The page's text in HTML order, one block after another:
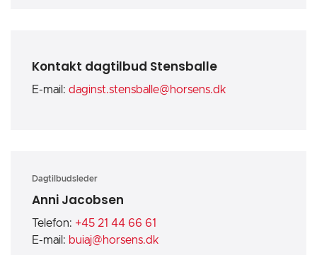
Kontakt dagtilbud Stensballe
E-mail: daginst.stensballe@horsens.dk
Dagtilbudsleder
Anni Jacobsen
Telefon: +45 21 44 66 61
E-mail: buiaj@horsens.dk